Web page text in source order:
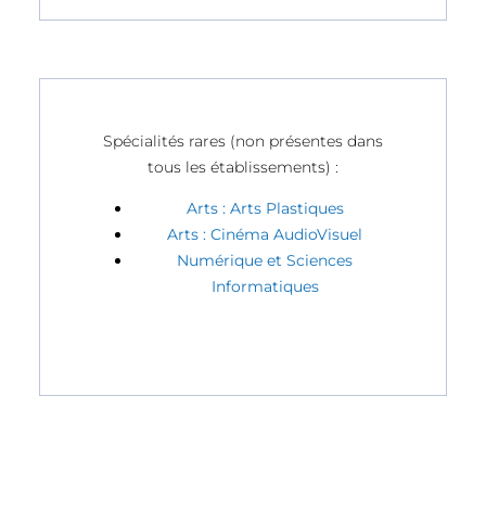
Spécialités rares (non présentes dans
tous les établissements) :
Arts : Arts Plastiques
Arts : Cinéma AudioVisuel
Numérique et Sciences
Informatiques